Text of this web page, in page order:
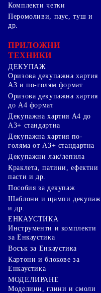
Комплекти четки
Перомоливи, паус, туш и
др.
ПРИЛОЖНИ
ТЕХНИКИ
ДЕКУПАЖ
Оризова декупажна хартия
А3 и по-голям формат
Оризова декупажна хартия
до А4 формат
Декупажна хартия А4 до
А3+ стандартна
Декупажна хартия по-
голяма от А3+ стандартна
Декупажни лак/лепила
Краклета, патини, ефектни
пасти и др.
Пособия за декупаж
Шаблони и щампи декупаж
и др.
ЕНКАУСТИКА
Инструменти и комплекти
за Енкаустика
Восък за Енкаустика
Картони и блокове за
Енкаустика
МОДЕЛИРАНЕ
Моделини, глини и смоли